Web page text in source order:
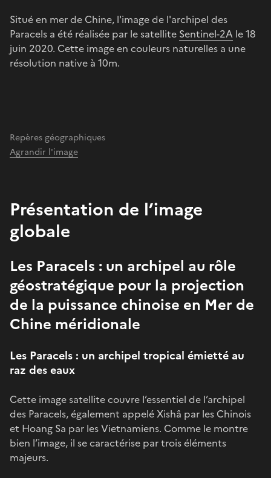
Situé en mer de Chine, l'image de l'archipel des
Paracels a été réalisée par le satellite Sentinel-2A le 18
juin 2020. Cette image en couleurs naturelles a une
résolution native à 10m.
Repères géographiques
Agrandir l'image
Présentation de l’image
globale
Les Paracels : un archipel au rôle
géostratégique pour la projection
de la puissance chinoise en Mer de
Chine méridionale
Les Paracels : un archipel tropical émietté au
raz des eaux
Cette image satellite couvre l’essentiel de l’archipel
des Paracels, également appelé Xishâ par les Chinois
et Hoang Sa par les Vietnamiens. Comme le montre
bien l’image, il se caractérise par trois éléments
majeurs.